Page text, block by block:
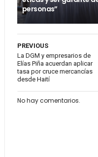
personas”
PREVIOUS
La DGM y empresarios de
Elías Piña acuerdan aplicar
tasa por cruce mercancías
desde Haití
No hay comentarios.